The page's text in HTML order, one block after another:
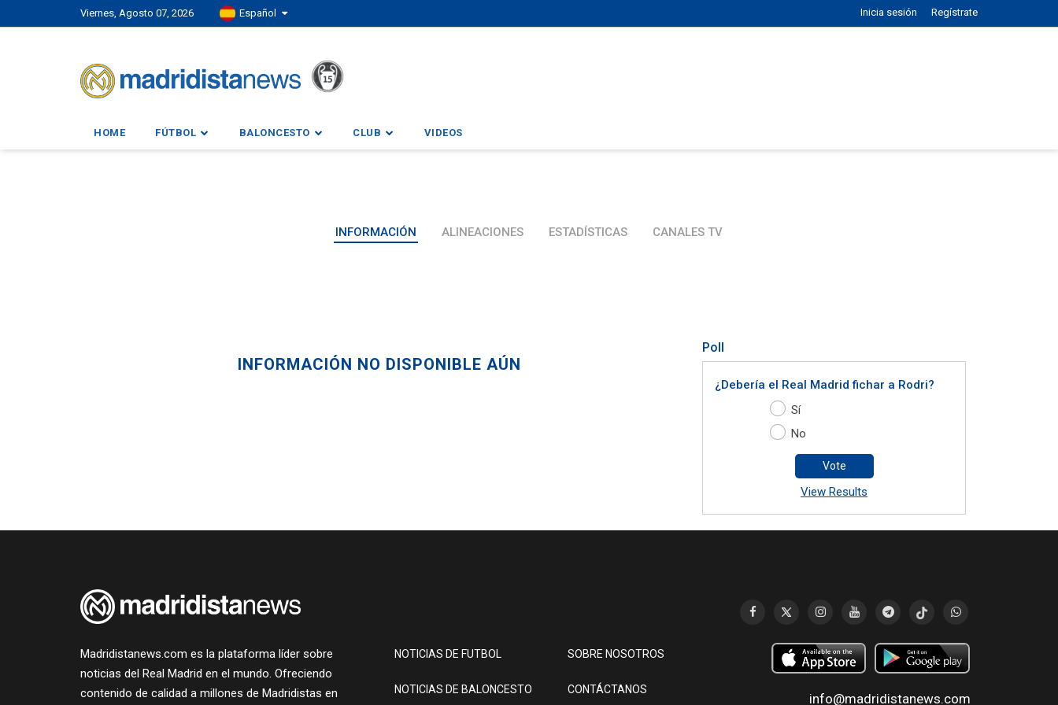
Viernes, Agosto 07, 2026 Español Inicia sesión Regístrate
HOME FÚTBOL BALONCESTO CLUB VIDEOS
INFORMACIÓN ALINEACIONES ESTADÍSTICAS CANALES TV
INFORMACIÓN NO DISPONIBLE AÚN
Poll
¿Debería el Real Madrid fichar a Rodri?
Sí
No
Vote
View Results
Madridistanews.com es la plataforma líder sobre
noticias del Real Madrid en el mundo. Ofreciendo
contenido de calidad a millones de Madridistas en
NOTICIAS DE FUTBOL
NOTICIAS DE BALONCESTO
SOBRE NOSOTROS
CONTÁCTANOS
info@madridistanews.com